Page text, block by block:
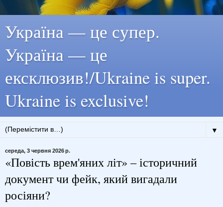
Україна — це супер.
Україна — це
ексклюзив!/Ukraine is super.
Ukraine is exclusive!
▼
середа, 3 червня 2026 р.
«Повість врем'яних літ» – історичний
документ чи фейк, який вигадали
росіяни?